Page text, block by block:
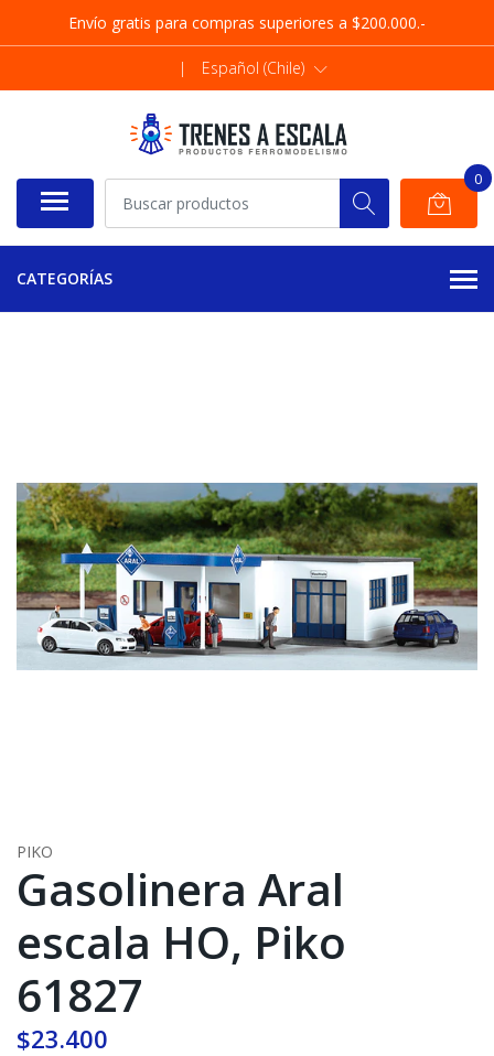
Envío gratis para compras superiores a $200.000.-
| Español (Chile)
0
CATEGORÍAS
PIKO
Gasolinera Aral
escala HO, Piko
61827
$23.400